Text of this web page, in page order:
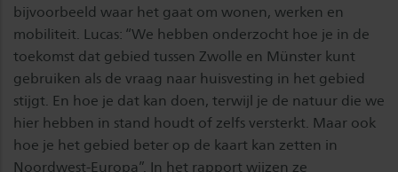
bijvoorbeeld waar het gaat om wonen, werken en
mobiliteit. Lucas: “We hebben onderzocht hoe je in de
toekomst dat gebied tussen Zwolle en Münster kunt
gebruiken als de vraag naar huisvesting in het gebied
stijgt. En hoe je dat kan doen, terwijl je de natuur die we
hier hebben in stand houdt of zelfs versterkt. Maar ook
hoe je het gebied beter op de kaart kan zetten in
Noordwest-Europa”. In het rapport wijzen ze